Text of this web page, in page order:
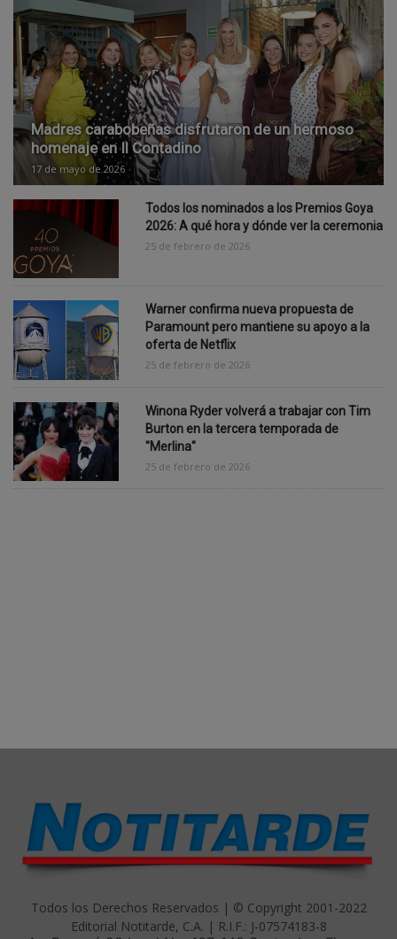
Revista del Domingo
Madres carabobeñas disfrutaron de un hermoso
homenaje en Il Contadino
17 de mayo de 2026
25 de febrero de 2026
oferta de Netflix
25 de febrero de 2026
Todos los Derechos Reservados | © Copyright 2001-2022
Editorial Notitarde, C.A. | R.I.F.: J-07574183-8